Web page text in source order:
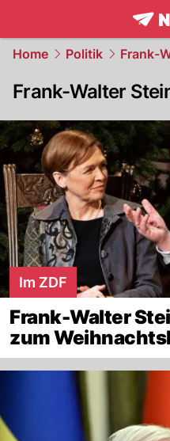
Home Politik Frank-
Frank-Walter
Im ZDF
Frank-Walter
zum